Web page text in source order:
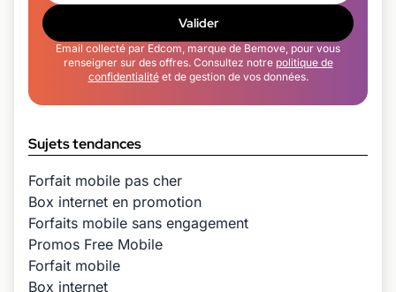
Valider
Email collecté par Edcom, marque de Bemove, pour vous
renseigner sur des offres. Consultez notre politique de
confidentialitéet de gestion de vos données.
Sujets tendances
Forfait mobile pas cher
Box internet en promotion
Forfaits mobile sans engagement
Promos Free Mobile
Forfait mobile
Box internet